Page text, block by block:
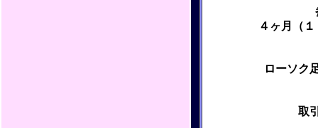
４ヶ月（
ローソク
取